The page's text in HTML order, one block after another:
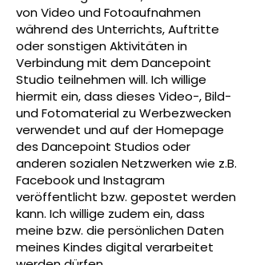
von Video und Fotoaufnahmen
während des Unterrichts, Auftritte
oder sonstigen Aktivitäten in
Verbindung mit dem Dancepoint
Studio teilnehmen will. Ich willige
hiermit ein, dass dieses Video-, Bild-
und Fotomaterial zu Werbezwecken
verwendet und auf der Homepage
des Dancepoint Studios oder
anderen sozialen Netzwerken wie z.B.
Facebook und Instagram
veröffentlicht bzw. gepostet werden
kann. Ich willige zudem ein, dass
meine bzw. die persönlichen Daten
meines Kindes digital verarbeitet